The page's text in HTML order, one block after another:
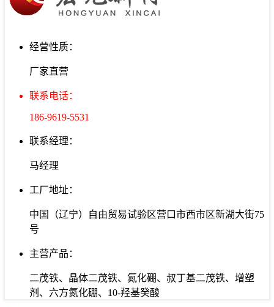
经营性质：
厂家直营
联系电话：
186-9619-5531
联系经理：
马经理
工厂地址：
中国（辽宁）自由贸易试验区营口市西市区新湖大街75
号
主营产品：
二茂铁、晶体二茂铁、氮化硼、叔丁基二茂铁、增塑
剂、六方氮化硼、10-羟基癸酸